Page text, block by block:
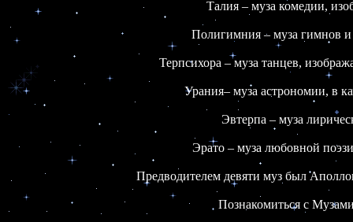
Талия – муза комедии,
Полигимния – муза гимнов и
Терпсихора – муза танцев,
Урания– муза астрономии, в
Эвтерпа – муза
Эрато – муза любовной
Предводителем девяти муз был
Познакомиться с